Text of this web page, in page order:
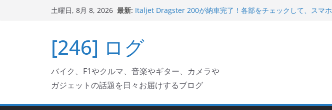
キ
土曜日, 8月 8, 2026 最新: Italjet Dragster 200が納車完了！各部をチェックして、スマホ
Ken Block 逝去
岩手県奥州市へのふるさと納税で KGR HARMONY 南部鉄器エ
Italjet Dragster 200のフロントISSサスの動きが判ったらコーナ
リングが楽しくなった
[246] ログ
バイク、F1やクルマ、音楽やギター、カメラや
ガジェットの話題を日々お届けするブログ